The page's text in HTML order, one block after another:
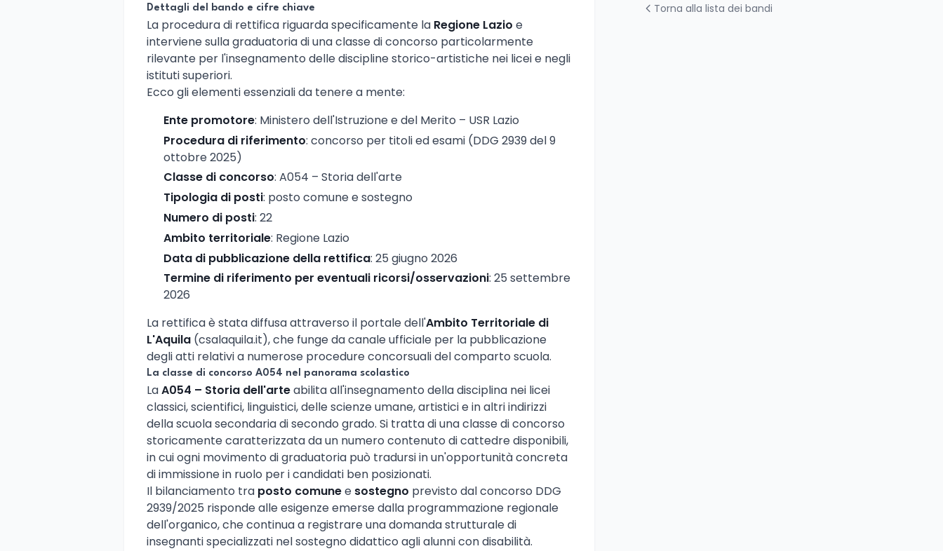
Dettagli del bando e cifre chiave
La procedura di rettifica riguarda specificamente la Regione Lazio e
interviene sulla graduatoria di una classe di concorso particolarmente
rilevante per l'insegnamento delle discipline storico-artistiche nei licei e negli
istituti superiori.
Ecco gli elementi essenziali da tenere a mente:
Ente promotore: Ministero dell'Istruzione e del Merito – USR Lazio
Procedura di riferimento: concorso per titoli ed esami (DDG 2939 del 9
ottobre 2025)
Classe di concorso: A054 – Storia dell'arte
Tipologia di posti: posto comune e sostegno
Numero di posti: 22
Ambito territoriale: Regione Lazio
Data di pubblicazione della rettifica: 25 giugno 2026
Termine di riferimento per eventuali ricorsi/osservazioni: 25 settembre
2026
La rettifica è stata diffusa attraverso il portale dell'Ambito Territoriale di
L'Aquila (csalaquila.it), che funge da canale ufficiale per la pubblicazione
degli atti relativi a numerose procedure concorsuali del comparto scuola.
La classe di concorso A054 nel panorama scolastico
LaA054 – Storia dell'arteabilita all'insegnamento della disciplina nei licei
classici, scientifici, linguistici, delle scienze umane, artistici e in altri indirizzi
della scuola secondaria di secondo grado. Si tratta di una classe di concorso
storicamente caratterizzata da un numero contenuto di cattedre disponibili,
in cui ogni movimento di graduatoria può tradursi in un'opportunità concreta
di immissione in ruolo per i candidati ben posizionati.
Il bilanciamento tra posto comunee sostegno previsto dal concorso DDG
2939/2025 risponde alle esigenze emerse dalla programmazione regionale
dell'organico, che continua a registrare una domanda strutturale di
insegnanti specializzati nel sostegno didattico agli alunni con disabilità.
Torna alla lista dei bandi